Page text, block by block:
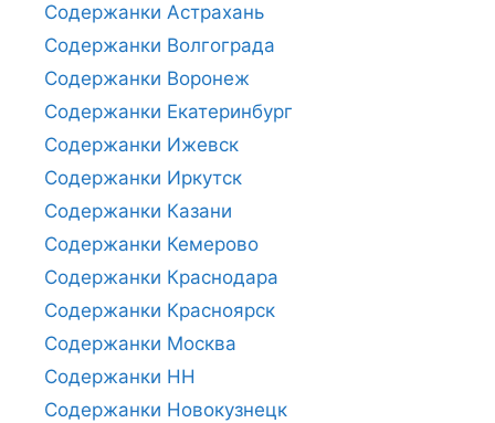
Содержанки Астрахань
Содержанки Волгограда
Содержанки Воронеж
Содержанки Екатеринбург
Содержанки Ижевск
Содержанки Иркутск
Содержанки Казани
Содержанки Кемерово
Содержанки Краснодара
Содержанки Красноярск
Содержанки Москва
Содержанки НН
Содержанки Новокузнецк